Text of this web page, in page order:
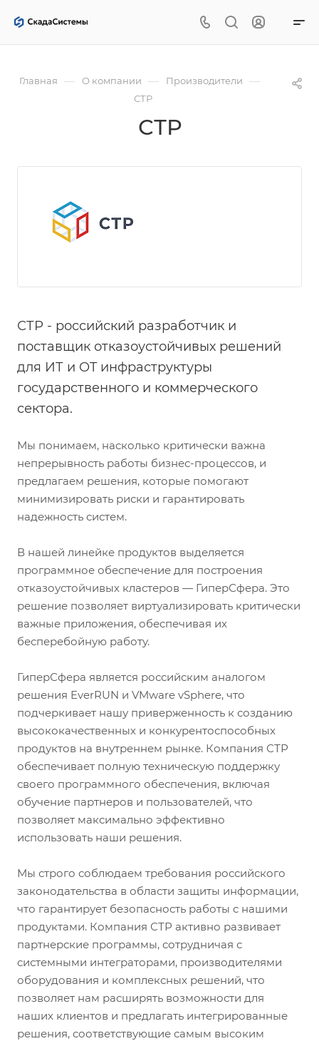
Главная — О компании — Производители —
СТР
СТР
СТР - российский разработчик и
поставщик отказоустойчивых решений
для ИТ и OT инфраструктуры
государственного и коммерческого
сектора.
Мы понимаем, насколько критически важна
непрерывность работы бизнес-процессов, и
предлагаем решения, которые помогают
минимизировать риски и гарантировать
надежность систем.
В нашей линейке продуктов выделяется
программное обеспечение для построения
отказоустойчивых кластеров — ГиперСфера. Это
решение позволяет виртуализировать критически
важные приложения, обеспечивая их
бесперебойную работу.
ГиперСфера является российским аналогом
решения EverRUN и VMware vSphere, что
подчеркивает нашу приверженность к созданию
высококачественных и конкурентоспособных
продуктов на внутреннем рынке. Компания СТР
обеспечивает полную техническую поддержку
своего программного обеспечения, включая
обучение партнеров и пользователей, что
позволяет максимально эффективно
использовать наши решения.
Мы строго соблюдаем требования российского
законодательства в области защиты информации,
что гарантирует безопасность работы с нашими
продуктами. Компания СТР активно развивает
партнерские программы, сотрудничая с
системными интеграторами, производителями
оборудования и комплексных решений, что
позволяет нам расширять возможности для
наших клиентов и предлагать интегрированные
решения, соответствующие самым высоким